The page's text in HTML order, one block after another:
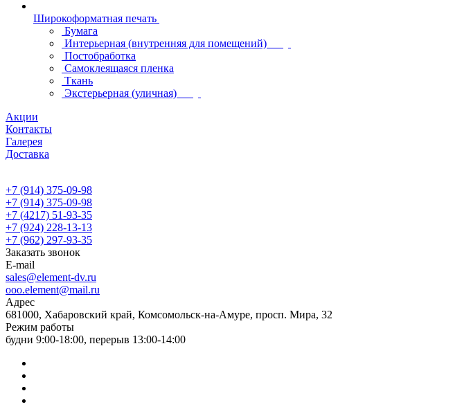
Широкоформатная печать
Бумага
Интерьерная (внутренняя для помещений)
Постобработка
Самоклеящаяся пленка
Ткань
Экстерьерная (уличная)
Акции
Контакты
Галерея
Доставка
+7 (914) 375-09-98
+7 (914) 375-09-98
+7 (4217) 51-93-35
+7 (924) 228-13-13
+7 (962) 297-93-35
Заказать звонок
E-mail
sales@element-dv.ru
ooo.element@mail.ru
Адрес
681000, Хабаровский край, Комсомольск-на-Амуре, просп. Мира, 32
Режим работы
будни 9:00-18:00, перерыв 13:00-14:00